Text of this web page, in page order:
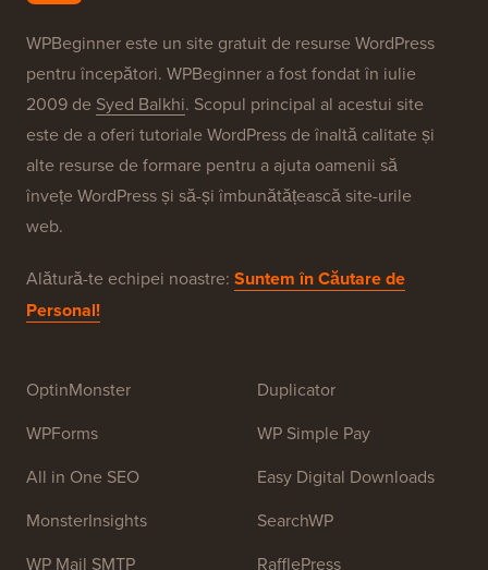
WPBeginner este un site gratuit de resurse WordPress
pentru începători. WPBeginner a fost fondat în iulie
2009 de Syed Balkhi. Scopul principal al acestui site
este de a oferi tutoriale WordPress de înaltă calitate și
alte resurse de formare pentru a ajuta oamenii să
învețe WordPress și să-și îmbunătățească site-urile
web.
Alătură-te echipei noastre: Suntem în Căutare de
Personal!
OptinMonster
WPForms
All in One SEO
MonsterInsights
WP Mail SMTP
Duplicator
WP Simple Pay
Easy Digital Downloads
SearchWP
RafflePress